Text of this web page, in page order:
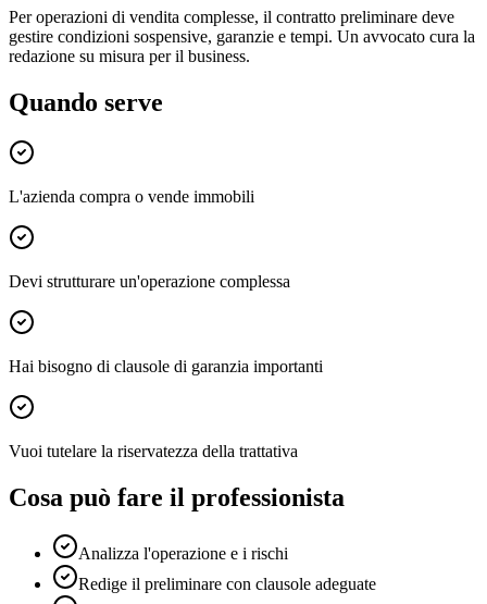
Per operazioni di vendita complesse, il contratto preliminare deve
gestire condizioni sospensive, garanzie e tempi. Un avvocato cura la
redazione su misura per il business.
Quando serve
L'azienda compra o vende immobili
Devi strutturare un'operazione complessa
Hai bisogno di clausole di garanzia importanti
Vuoi tutelare la riservatezza della trattativa
Cosa può fare il professionista
Analizza l'operazione e i rischi
Redige il preliminare con clausole adeguate